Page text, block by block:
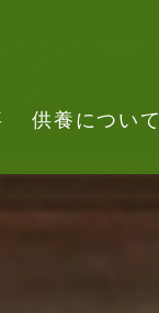
供養について